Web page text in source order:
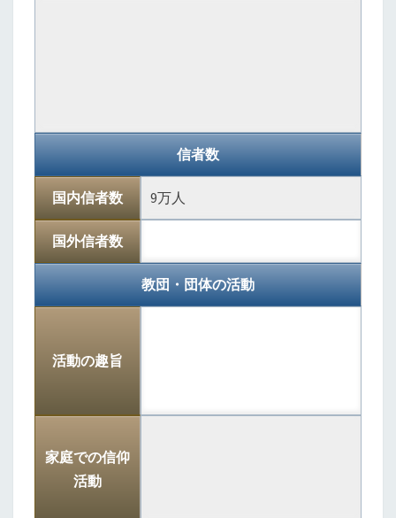
信者数
国内信者数 9万人
国外信者数
教団・団体の活動
活動の趣旨
家庭での信仰
活動